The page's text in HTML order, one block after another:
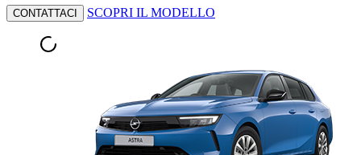
CONTATTACI SCOPRI IL MODELLO